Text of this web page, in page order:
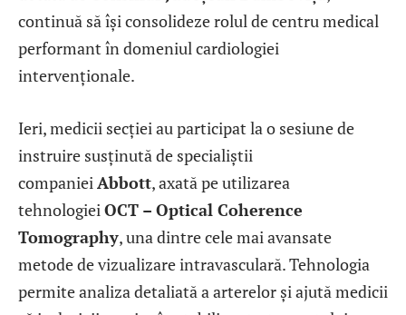
continuă să își consolideze rolul de centru medical
performant în domeniul cardiologiei
intervenționale.
Ieri, medicii secției au participat la o sesiune de
instruire susținută de specialiștii
companieiAbbott, axată pe utilizarea
tehnologieiOCT – Optical Coherence
Tomography, una dintre cele mai avansate
metode de vizualizare intravasculară. Tehnologia
permite analiza detaliată a arterelor și ajută medicii